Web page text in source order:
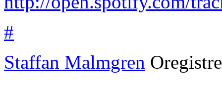
#
Staffan Malmgren